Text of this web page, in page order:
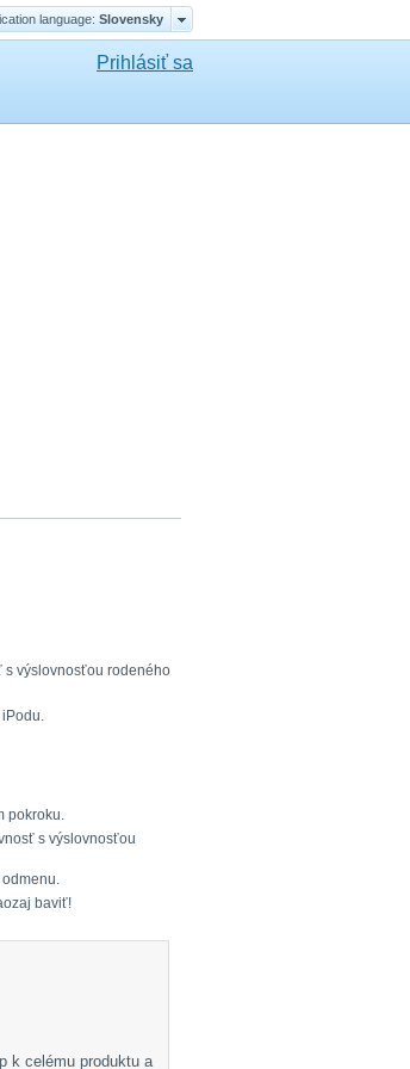
language: Slovensky
Prihlásiť sa
s výslovnosťou rodeného
pokroku.
s výslovnosťou
baviť!
k celému produktu a